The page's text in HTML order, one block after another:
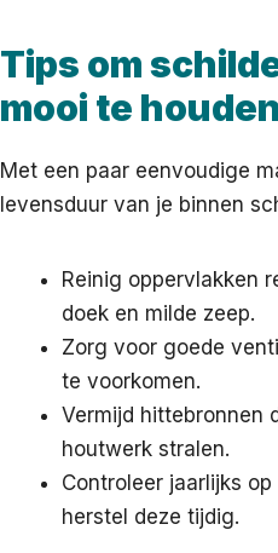
Tips om
mooi te houden
Met een paar eenvoudige
levensduur van je binnen
Reinig oppervlakken
doek en milde zeep.
Zorg voor goede
te voorkomen.
Vermijd hittebronnen
houtwerk stralen.
Controleer jaarlijks
herstel deze tijdig.